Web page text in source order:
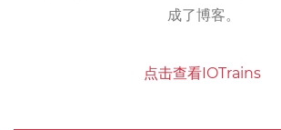
成了博客。
点击查看IOTrains